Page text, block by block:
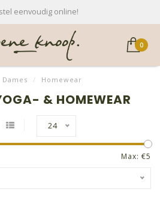
eenvoudig online!
0
Dames / Homewear
& HOMEWEAR
24
Max: €5